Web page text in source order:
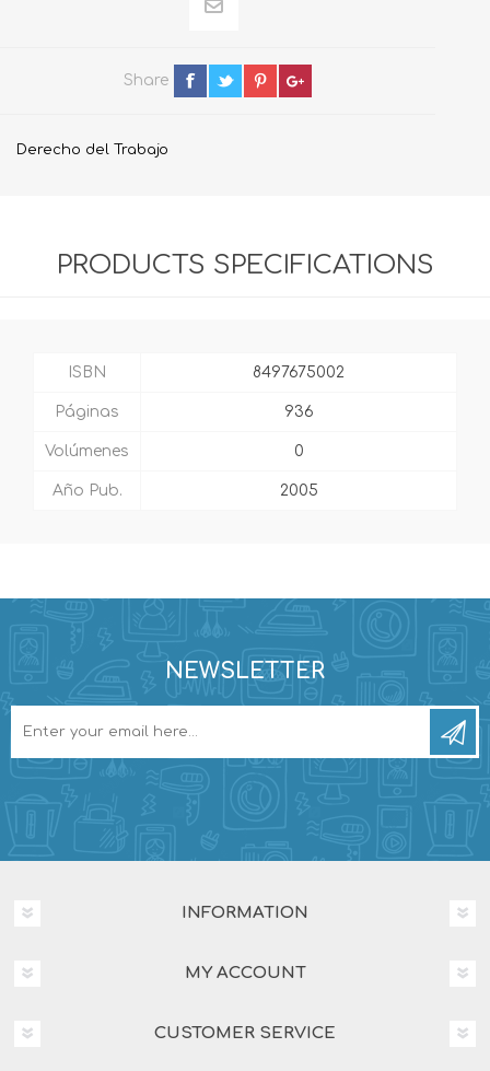
Share
Derecho del Trabajo
PRODUCTS SPECIFICATIONS
ISBN 8497675002
Páginas 936
Volúmenes 0
Año Pub. 2005
NEWSLETTER
INFORMATION
MY ACCOUNT
CUSTOMER SERVICE